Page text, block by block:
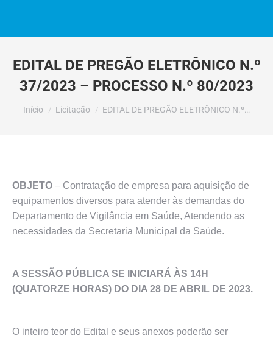
EDITAL DE PREGÃO ELETRÔNICO N.º
37/2023 – PROCESSO N.º 80/2023
Você está aqui:
Início Licitação EDITAL DE PREGÃO ELETRÔNICO N.º…
OBJETO – Contratação de empresa para aquisição de
equipamentos diversos para atender às demandas do
Departamento de Vigilância em Saúde, Atendendo as
necessidades da Secretaria Municipal da Saúde.
A SESSÃO PÚBLICA SE INICIARÁ ÀS 14H
(QUATORZE HORAS) DO DIA 28 DE ABRIL DE 2023.
O inteiro teor do Edital e seus anexos poderão ser